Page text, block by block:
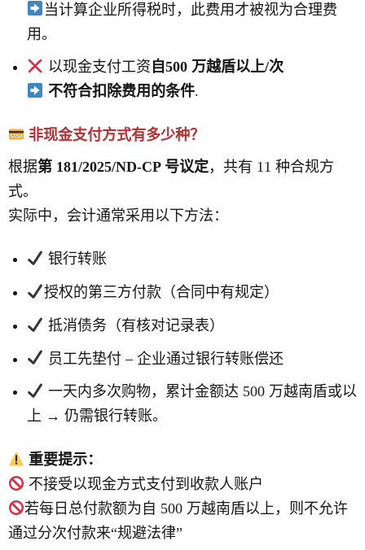
当计算企业所得税时，此费用才被视为合理费
用。
以现金支付工资 自500 万越盾以上/次
不符合扣除费用的条件.
非现金支付方式有多少种？
根据第 181/2025/ND-CP 号议定，共有 11 种合规方
式。
实际中，会计通常采用以下方法：
银行转账
授权的第三方付款（合同中有规定）
抵消债务（有核对记录表）
员工先垫付 – 企业通过银行转账偿还
一天内多次购物，累计金额达 500 万越南盾或以
上 → 仍需银行转账。
重要提示：
不接受以现金方式支付到收款人账户
若每日总付款额为自 500 万越南盾以上，则不允许
通过分次付款来“规避法律”